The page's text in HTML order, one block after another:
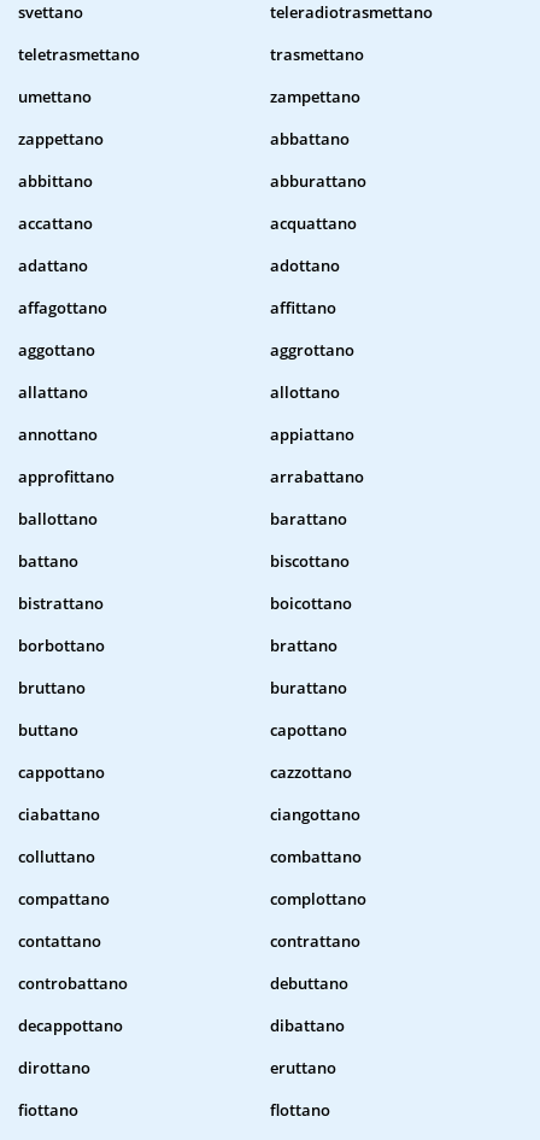
svettano
teleradiotrasmettano
teletrasmettano
trasmettano
umettano
zampettano
zappettano
abbattano
abbittano
abburattano
accattano
acquattano
adattano
adottano
affagottano
affittano
aggottano
aggrottano
allattano
allottano
annottano
appiattano
approfittano
arrabattano
ballottano
barattano
battano
biscottano
bistrattano
boicottano
borbottano
brattano
bruttano
burattano
buttano
capottano
cappottano
cazzottano
ciabattano
ciangottano
colluttano
combattano
compattano
complottano
contattano
contrattano
controbattano
debuttano
decappottano
dibattano
dirottano
eruttano
fiottano
flottano